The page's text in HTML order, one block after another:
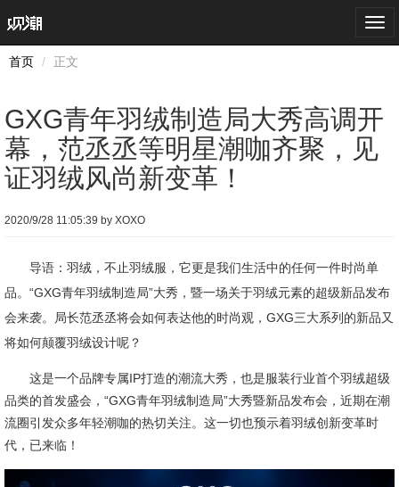
首页
正文
GXG青年羽绒制造局大秀高调开
幕，范丞丞等明星潮咖齐聚，见
证羽绒风尚新变革！
2020/9/28 11:05:39 by XOXO
导语： 羽绒，不止羽绒服，它更是我们生活中的任何一件时尚单
品。 “GXG青年羽绒制造局”大秀，暨一场关于羽绒元素的超级新品发布
会来袭。局长范丞丞将会如何表达他的时尚观，GXG三大系列 的新品又
将如何颠覆羽绒设计呢 ？
这是一个品牌专属IP打造的潮流大秀，也是服装行业首个羽绒超级
品类的首发盛会，“GXG青年羽绒制造局”大秀暨新品发布会，近期在潮
流圈引发众多年轻潮咖的热切关注。这一切也预示着羽绒创新变革时
代，已来临！